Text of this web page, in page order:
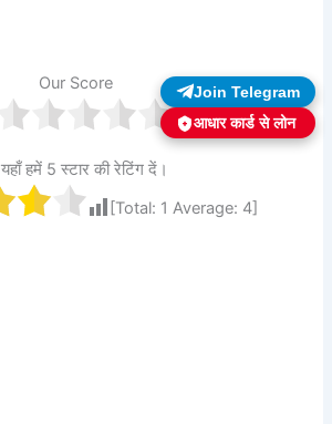
Our Score
यहाँ हमें 5 स्टार की रेटिंग दें।
[Total: 1 Average: 4]
Join Telegram
आधार कार्ड से लोन